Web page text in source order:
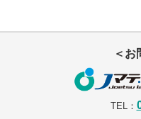
＜お
TEL：